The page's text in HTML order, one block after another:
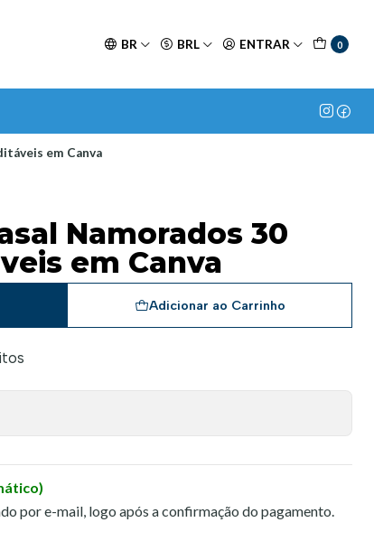
BR BRL ENTRAR 0
em Canva
Namorados 30
em Canva
Adicionar ao Carrinho
por e-mail, logo após a confirmação do pagamento.